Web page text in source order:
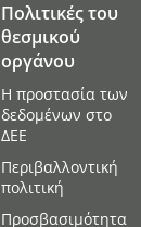
Πολιτικές του
θεσμικού
οργάνου
Η προστασία των
δεδομένων στο
ΔΕΕ
Περιβαλλοντική
πολιτική
Προσβασιμότητα